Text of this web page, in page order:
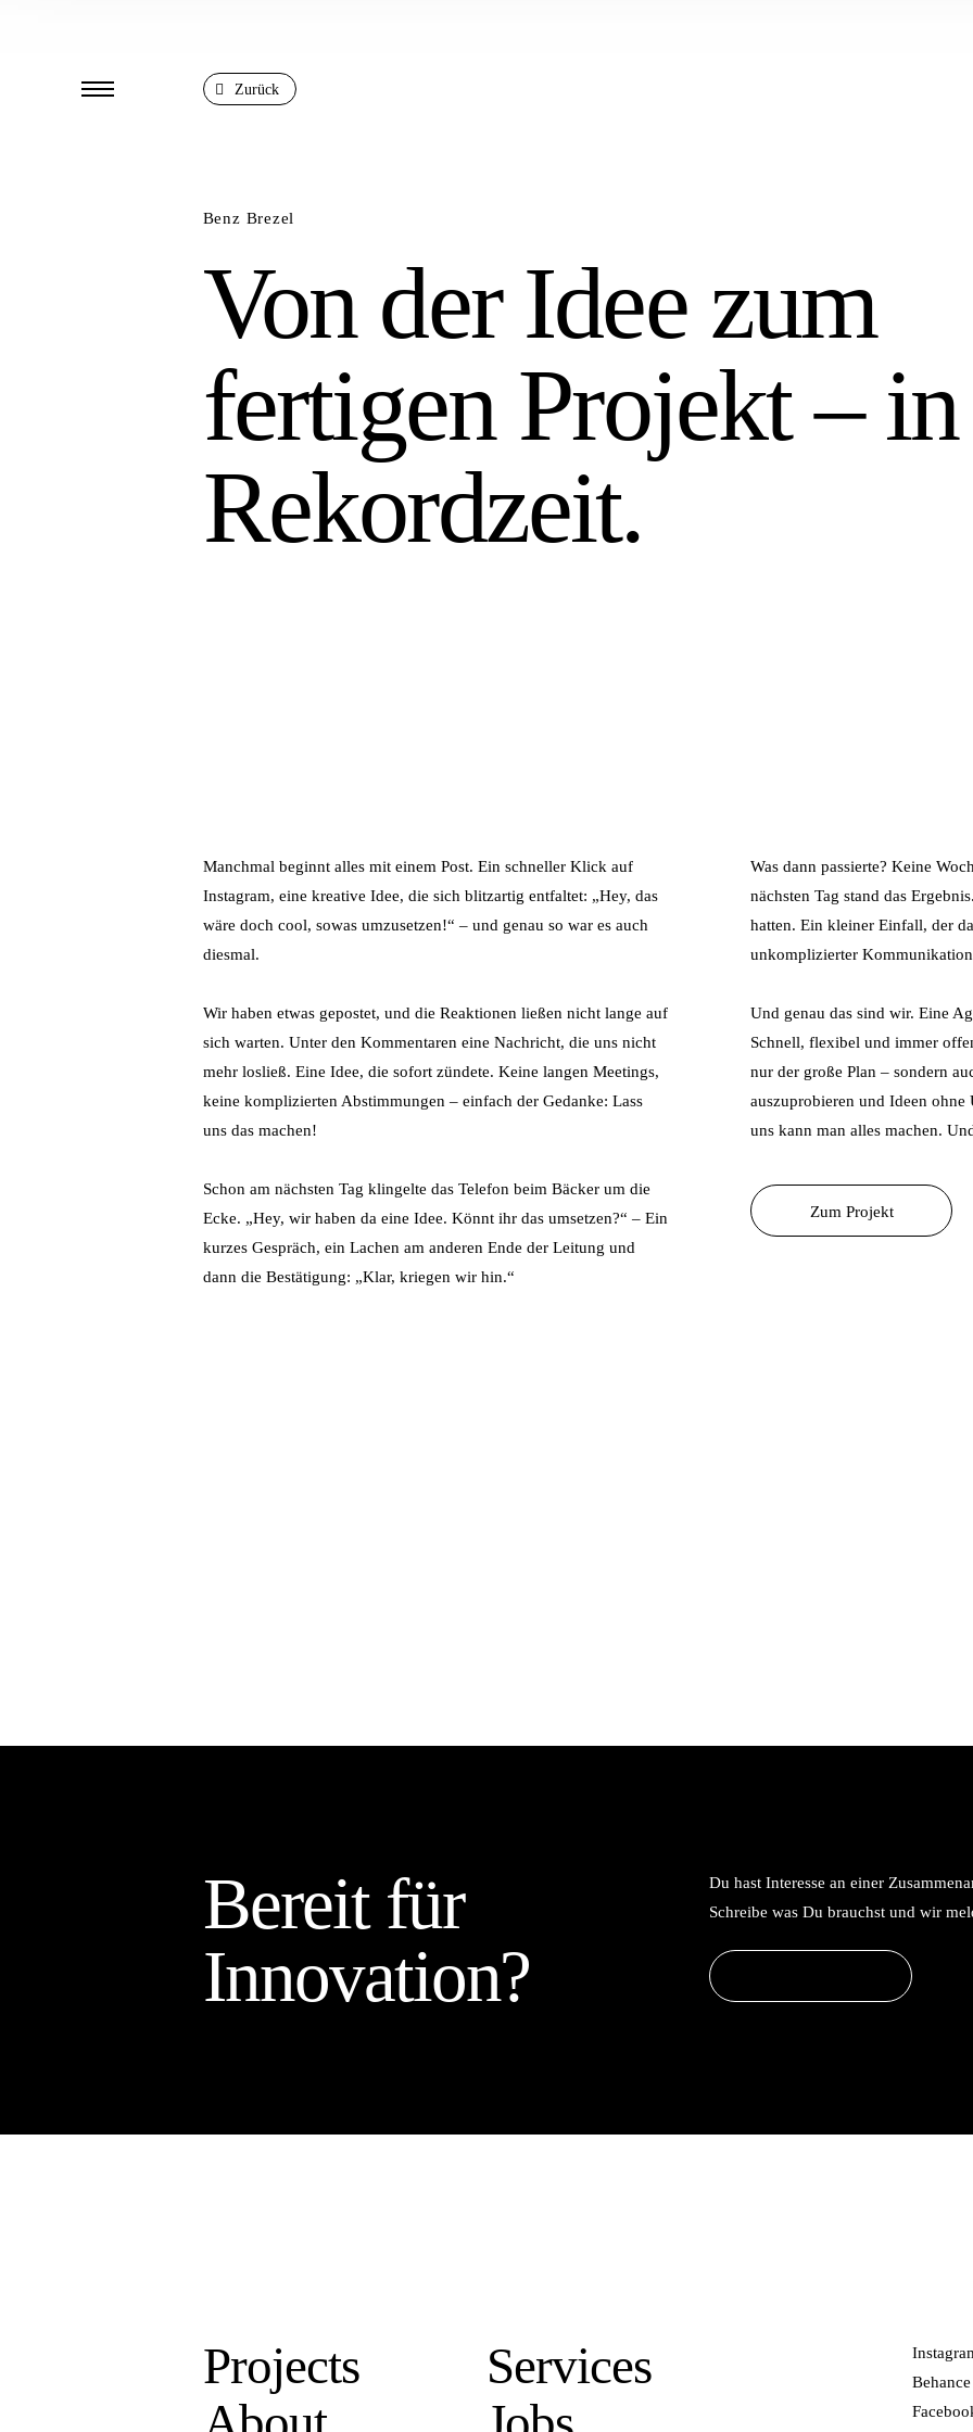
Zurück
Benz Brezel
Von der Idee zum
fertigen Projekt – in
Rekordzeit.
Manchmal beginnt alles mit einem Post. Ein schneller Klick auf
Instagram, eine kreative Idee, die sich blitzartig entfaltet: „Hey, das
wäre doch cool, sowas umzusetzen!“ – und genau so war es auch
diesmal.
Wir haben etwas gepostet, und die Reaktionen ließen nicht lange auf
sich warten. Unter den Kommentaren eine Nachricht, die uns nicht
mehr losließ. Eine Idee, die sofort zündete. Keine langen Meetings,
keine komplizierten Abstimmungen – einfach der Gedanke: Lass
uns das machen!
Schon am nächsten Tag klingelte das Telefon beim Bäcker um die
Ecke. „Hey, wir haben da eine Idee. Könnt ihr das umsetzen?“ – Ein
kurzes Gespräch, ein Lachen am anderen Ende der Leitung und
dann die Bestätigung: „Klar, kriegen wir hin.“
Was dann passierte? Keine
nächsten Tag stand das
hatten. Ein kleiner Einfall, der
unkomplizierter
Und genau das sind wir. Eine
Schnell, flexibel und immer
nur der große Plan – sondern
auszuprobieren und Ideen
uns kann man alles machen.
Zum Projekt
Bereit für
Innovation?
Du hast Interesse an einer
Schreibe was Du brauchst und wir
Projects
Services
Behance